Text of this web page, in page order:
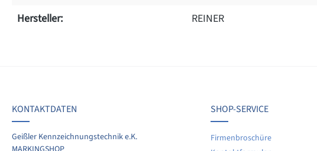
Hersteller:
REINER
Sie Ihre Erfahrungen mit anderen Kunden.
Keine
KONTAKTDATEN
Geißler Kennzeichnungstechnik e.K.
SHOP-SERVICE
Firmenbroschüre